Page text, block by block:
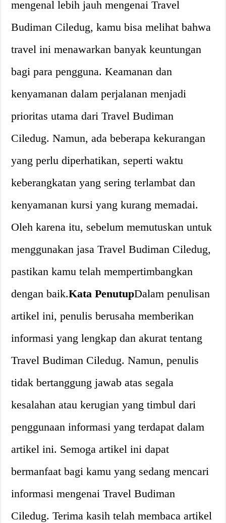
mengenal lebih jauh mengenai Travel
Budiman Ciledug, kamu bisa melihat bahwa
travel ini menawarkan banyak keuntungan
bagi para pengguna. Keamanan dan
kenyamanan dalam perjalanan menjadi
prioritas utama dari Travel Budiman
Ciledug. Namun, ada beberapa kekurangan
yang perlu diperhatikan, seperti waktu
keberangkatan yang sering terlambat dan
kenyamanan kursi yang kurang memadai.
Oleh karena itu, sebelum memutuskan untuk
menggunakan jasa Travel Budiman Ciledug,
pastikan kamu telah mempertimbangkan
dengan baik.Kata PenutupDalam penulisan
artikel ini, penulis berusaha memberikan
informasi yang lengkap dan akurat tentang
Travel Budiman Ciledug. Namun, penulis
tidak bertanggung jawab atas segala
kesalahan atau kerugian yang timbul dari
penggunaan informasi yang terdapat dalam
artikel ini. Semoga artikel ini dapat
bermanfaat bagi kamu yang sedang mencari
informasi mengenai Travel Budiman
Ciledug. Terima kasih telah membaca artikel